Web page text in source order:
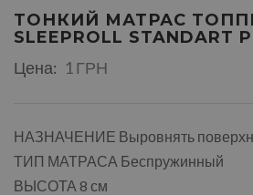
ТОНКИЙ МАТРАС
SLEEPROLL STANDART
Цена: 1 ГРН
НАЗНАЧЕНИЕ Выровнять
ТИП МАТРАСА Беспружинный
ВЫСОТА 8 см